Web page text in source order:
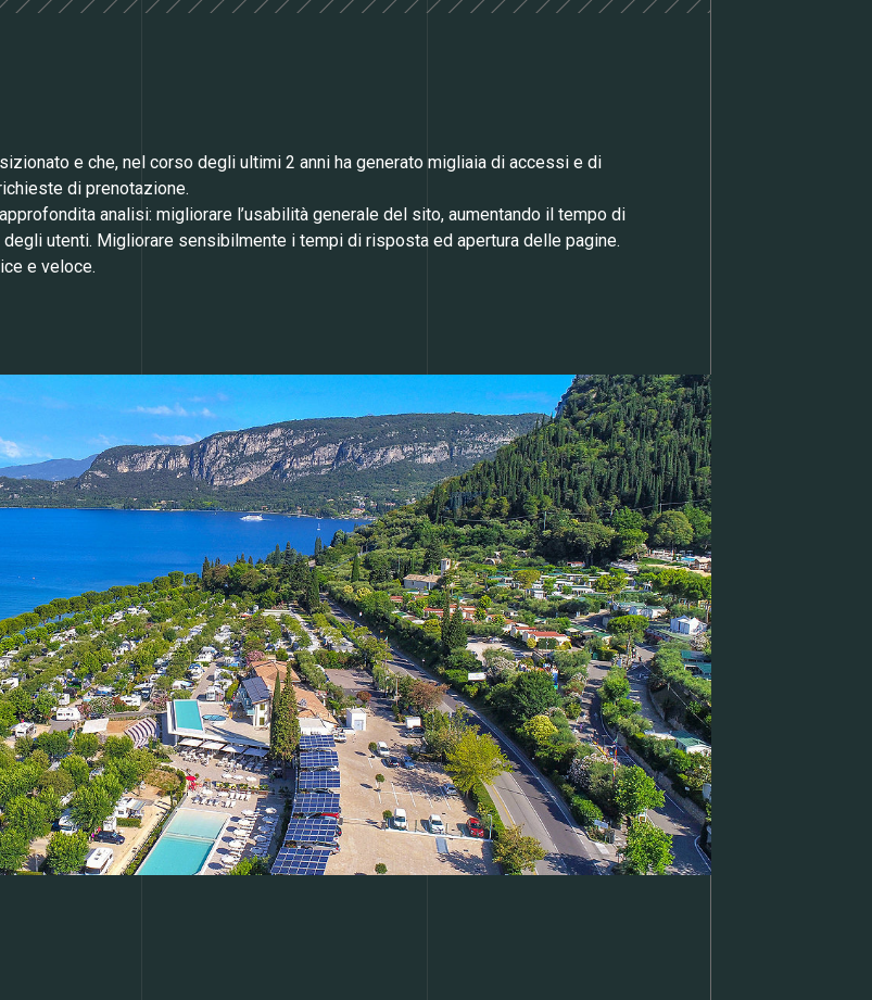
e che, nel corso degli ultimi 2 anni ha generato migliaia di accessi e di
di prenotazione.
analisi: migliorare l’usabilità generale del sito, aumentando il tempo di
utenti. Migliorare sensibilmente i tempi di risposta ed apertura delle pagine.
e veloce.